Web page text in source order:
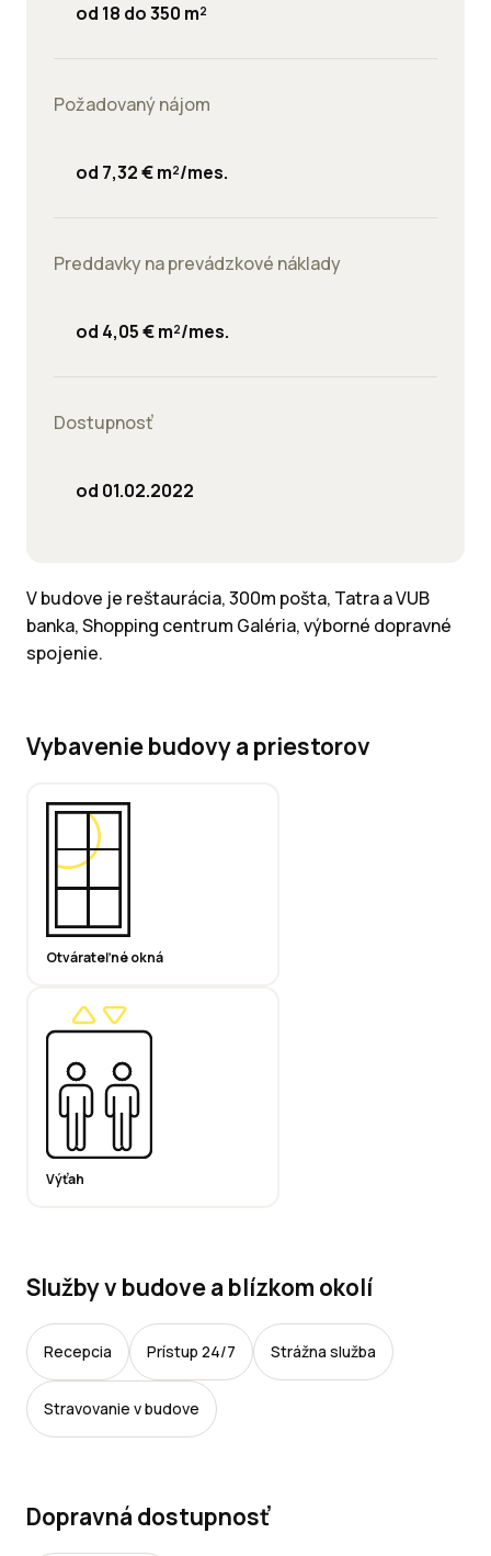
od 18 do 350 m²
Požadovaný nájom
od 7,32 € m²/mes.
Preddavky na prevádzkové náklady
od 4,05 € m²/mes.
Dostupnosť
od 01.02.2022
V budove je reštaurácia, 300m pošta, Tatra a VUB
banka, Shopping centrum Galéria, výborné dopravné
spojenie.
Vybavenie budovy a priestorov
Otvárateľné okná
Výťah
Služby v budove a blízkom okolí
Recepcia Prístup 24/7 Strážna služba
Stravovanie v budove
Dopravná dostupnosť